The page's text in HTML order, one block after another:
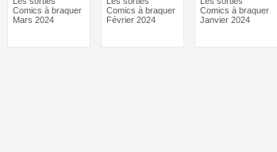
Comics à braquer
Mars 2024
Comics à braquer
Février 2024
Comics à braquer
Janvier 2024